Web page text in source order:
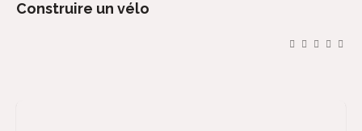
Construire un vélo